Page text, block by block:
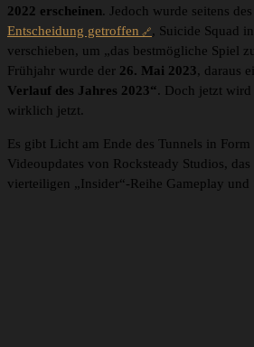
2022 erscheinen. Jedoch wurde seitens des
Entscheidung getroffen
, Suicide Squad
verschieben, um „das bestmögliche Spiel
Frühjahr wurde der 26. Mai 2023, daraus
Verlauf des Jahres 2023“. Doch jetzt
wirklich jetzt.
Es gibt Licht am Ende des Tunnels in Form
Videoupdates von Rocksteady Studios,
vierteiligen „Insider“-Reihe Gameplay und